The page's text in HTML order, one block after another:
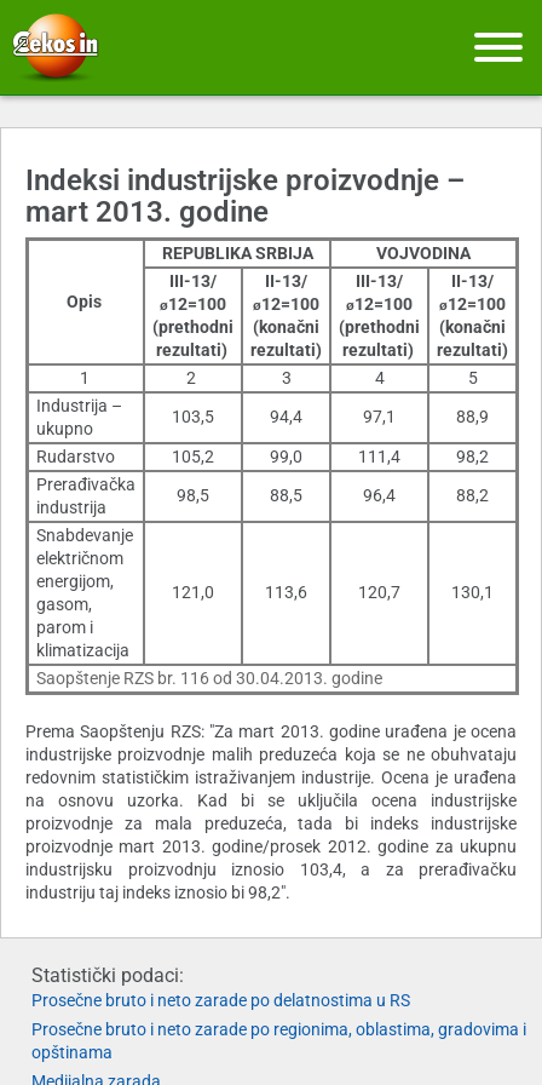
Indeksi industrijske proizvodnje –
mart 2013. godine
Opis
REPUBLIKA SRBIJA
VOJVODINA
III-13/
ø12=100
(prethodni
rezultati)
II-13/
ø12=100
(konačni
rezultati)
III-13/
ø12=100
(prethodni
rezultati)
II-13/
ø12=100
(konačni
rezultati)
1
2 3 4
5
Industrija –
ukupno
103,5 94,4 97,1 88,9
Rudarstvo 105,2 99,0 111,4
98,2
Prerađivačka
industrija
98,5 88,5 96,4 88,2
Snabdevanje
električnom
energijom,
gasom,
parom i
klimatizacija
121,0 113,6 120,7 130,1
Saopštenje RZS br. 116 od 30.04.2013. godine
Prema Saopštenju RZS: "Za mart 2013. godine urađena je ocena
industrijske proizvodnje malih preduzeća koja se ne obuhvataju
redovnim statističkim istraživanjem industrije. Ocena je urađena
na osnovu uzorka. Kad bi se uključila ocena industrijske
proizvodnje za mala preduzeća, tada bi indeks industrijske
proizvodnje mart 2013. godine/prosek 2012. godine za ukupnu
industrijsku proizvodnju iznosio 103,4, a za prerađivačku
industriju taj indeks iznosio bi 98,2".
Statistički podaci:
Prosečne bruto i neto zarade po delatnostima u RS
Prosečne bruto i neto zarade po regionima, oblastima, gradovima i
opštinama